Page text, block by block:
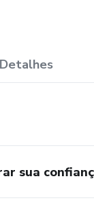
anos de estudo,
a todas as aulas
menos tempo
Detalhes
sua